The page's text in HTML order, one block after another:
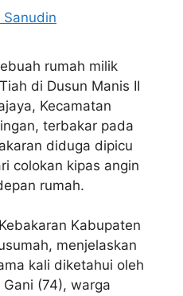
Sanudin
rumah milik
di Dusun Manis II
Kecamatan
terbakar pada
diduga dipicu
colokan kipas angin
rumah.
Kabupaten
menjelaskan
kali diketahui oleh
(74), warga